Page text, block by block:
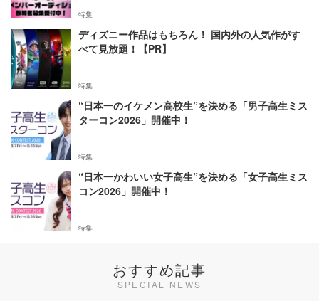
特集
ディズニー作品はもちろん！ 国内外の人気作がす
べて見放題！【PR】
特集
“日本一のイケメン高校生”を決める「男子高生ミス
ターコン2026」開催中！
特集
“日本一かわいい女子高生”を決める「女子高生ミス
コン2026」開催中！
特集
おすすめ記事
SPECIAL NEWS